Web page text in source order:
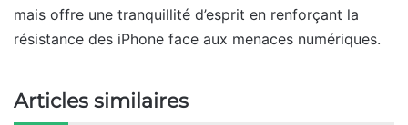
mais offre une tranquillité d’esprit en renforçant la
résistance des iPhone face aux menaces numériques.
Articles similaires